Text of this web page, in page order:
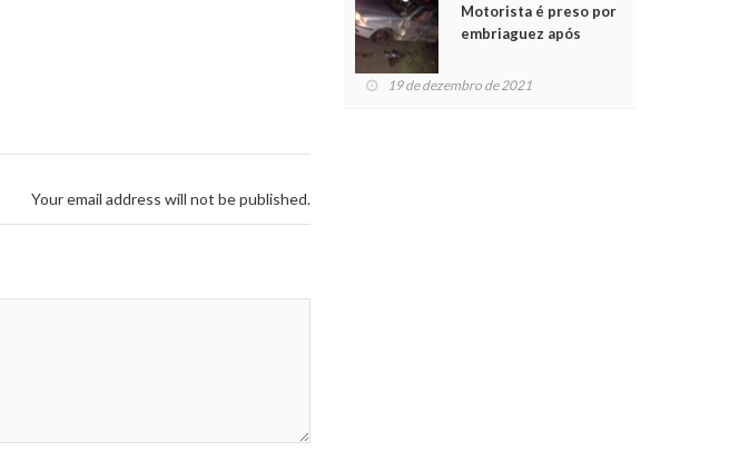
Your email address will not be published.
Motorista é preso por
embriaguez após
feridos
19 de dezembro de 2021